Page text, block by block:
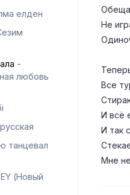
елден
-
любовь
танцевал
(Новый
Не
Все
И всё
И так
Мне